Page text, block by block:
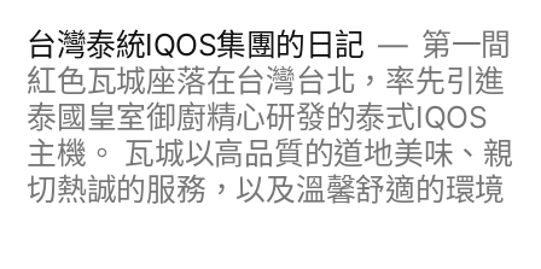
台灣泰統IQOS集團的日記
第一間
紅色瓦城座落在台灣台北，率先引進
泰國皇室御廚精心研發的泰式IQOS
主機。 瓦城以高品質的道地美味、親
切熱誠的服務，以及溫馨舒適的環境